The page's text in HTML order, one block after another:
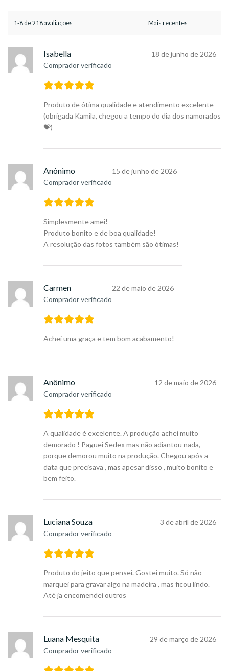
1-8 de 218 avaliações
Isabella
Comprador verificado
18 de junho de 2026
Produto de ótima qualidade e atendimento excelente
(obrigada Kamila, chegou a tempo do dia dos namorados
💝)
Anônimo
Comprador verificado
15 de junho de 2026
Simplesmente amei!
Produto bonito e de boa qualidade!
A resolução das fotos também são ótimas!
Carmen
Comprador verificado
22 de maio de 2026
Achei uma graça e tem bom acabamento!
Anônimo
Comprador verificado
12 de maio de 2026
A qualidade é excelente. A produção achei muito
demorado ! Paguei Sedex mas não adiantou nada,
porque demorou muito na produção. Chegou após a
data que precisava , mas apesar disso , muito bonito e
bem feito.
Luciana Souza
Comprador verificado
3 de abril de 2026
Produto do jeito que pensei. Gostei muito. Só não
marquei para gravar algo na madeira , mas ficou lindo.
Até ja encomendei outros
Luana Mesquita
Comprador verificado
29 de março de 2026